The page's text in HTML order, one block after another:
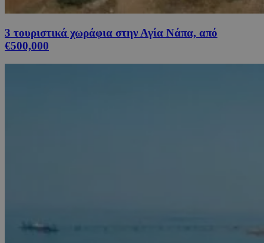
3 τουριστικά χωράφια στην Αγία Νάπα, από
€500,000